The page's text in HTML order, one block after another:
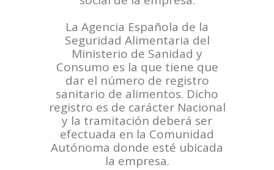
La Agencia Española de la
Seguridad Alimentaria del
Ministerio de Sanidad y
Consumo es la que tiene que
dar el número de registro
sanitario de alimentos. Dicho
registro es de carácter Nacional
y la tramitación deberá ser
efectuada en la Comunidad
Autónoma donde esté ubicada
la empresa.